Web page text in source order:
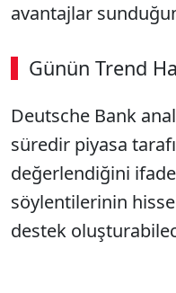
avantajlar
Günün Trend
Deutsche Bank
süredir piyasa
değerlendiğini
söylentilerinin
destek